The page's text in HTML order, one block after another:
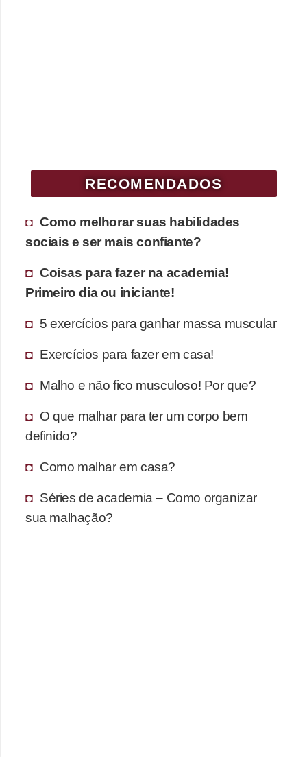
RECOMENDADOS
Como melhorar suas habilidades
sociais e ser mais confiante?
Coisas para fazer na academia!
Primeiro dia ou iniciante!
5 exercícios para ganhar massa muscular
Exercícios para fazer em casa!
Malho e não fico musculoso! Por que?
O que malhar para ter um corpo bem
definido?
Como malhar em casa?
Séries de academia – Como organizar
sua malhação?